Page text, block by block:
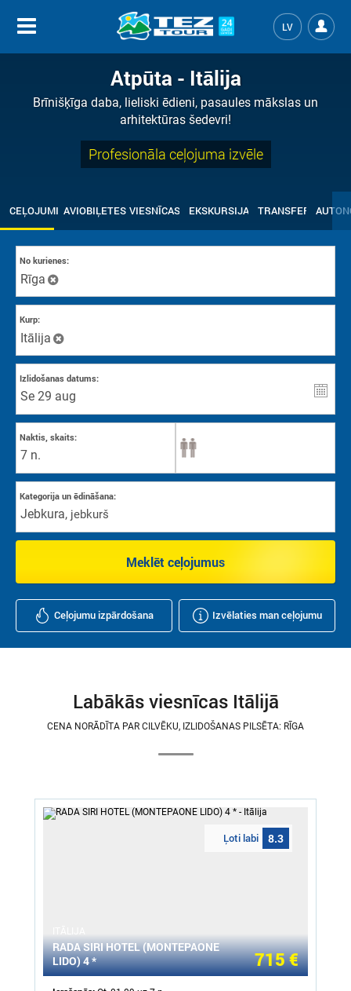
LV
Atpūta - Itālija
Brīnišķīga daba, lieliski ēdieni, pasaules mākslas un
arhitektūras šedevri!
Profesionāla ceļojuma izvēle
CEĻOJUMI AVIOBIĻETES VIESNĪCAS EKSKURSIJAS TRANSFERI
No kurienes:
Rīga
Kurp:
Itālija
Izlidošanas datums:
Naktis, skaits:
7 n.
Kategorija un ēdināšana:
Jebkura, jebkurš
Meklēt ceļojumus
Ceļojumu izpārdošana Izvēlaties man ceļojumu
Labākās viesnīcas Itālijā
CENA NORĀDĪTA PAR CILVĒKU, IZLIDOŠANAS PILSĒTA: RĪGA
Ļoti labi 8.3
RADA SIRI HOTEL (MONTEPAONE
LIDO) 4 *
715 €